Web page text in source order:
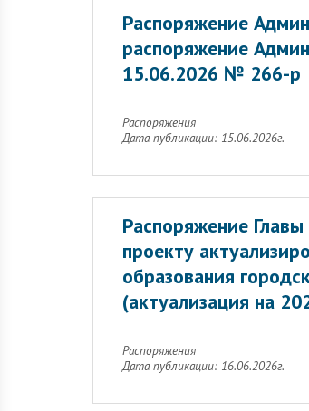
Распоряжение
распоряжение
15.06.2026 № 266-р
Распоряжения
Дата публикации: 15.06.2026г.
Распоряжение
проекту
образования
(актуализация на
Распоряжения
Дата публикации: 16.06.2026г.